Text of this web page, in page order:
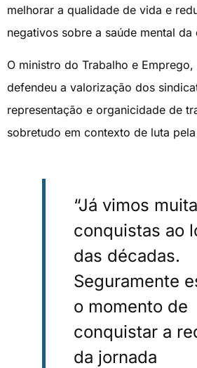
melhorar a qualidade de vida e
negativos sobre a saúde mental
O ministro do Trabalho e
defendeu a valorização dos
representação e organicidade de
sobretudo em contexto de luta
“Já vimos
conquistas ao
das décadas.
Seguramente
o momento de
conquistar a
da jornada